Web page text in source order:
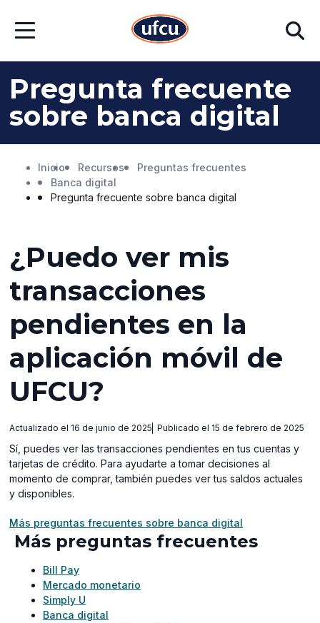
contenido
contenido
de
página
Abrir
Buscar
Pregunta frecuente
sobre banca digital
Inicio Recursos
Preguntas frecuentes
Banca digital
Pregunta frecuente sobre banca digital
¿Puedo ver mis
transacciones
pendientes en la
aplicación móvil de
UFCU?
Actualizado el 16 de junio de 2025 Publicado el 15 de febrero de 2025
Sí, puedes ver las transacciones pendientes en tus cuentas y
tarjetas de crédito. Para ayudarte a tomar decisiones al
momento de comprar, también puedes ver tus saldos actuales
y disponibles.
Más preguntas frecuentes sobre banca digital
Más preguntas frecuentes
Bill Pay
Mercado monetario
Simply U
Banca digital